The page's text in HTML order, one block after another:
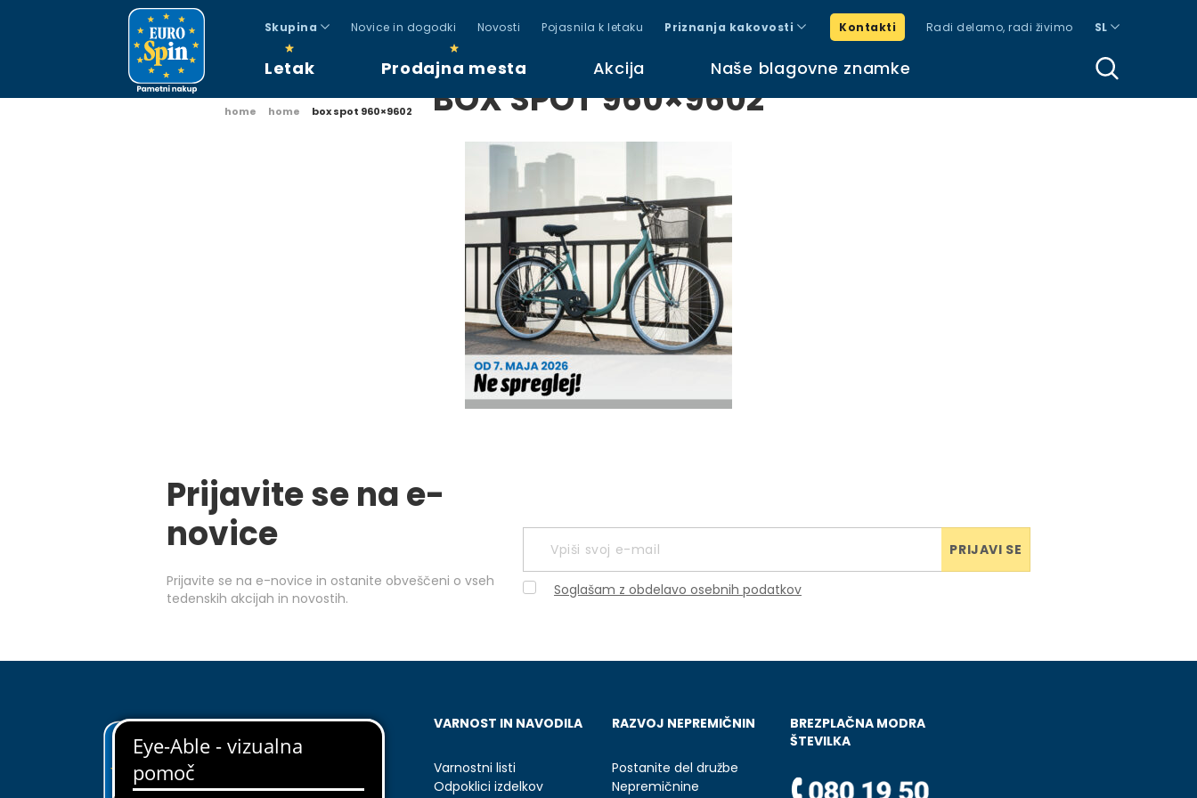
Skupina Novice in dogodki Novosti Pojasnila k letaku Priznanja kakovosti Kontakti Radi delamo, radi živimo SL
Letak Prodajna mesta Akcija Naše blagovne znamke
home home box spot 960×9602 BOX SPOT 960×9602
Prijavite se na e-
novice
Prijavite se na e-novice in ostanite obveščeni o vseh
tedenskih akcijah in novostih.
PRIJAVI SE
Soglašam z obdelavo osebnih podatkov
ODKRIJ EUROSPIN
Upravljanje
VARNOST IN NAVODILA
Varnostni listi
Odpoklici izdelkov
RAZVOJ NEPREMIČNIN
Postanite del družbe
Nepremičnine
BREZPLAČNA MODRA
ŠTEVILKA